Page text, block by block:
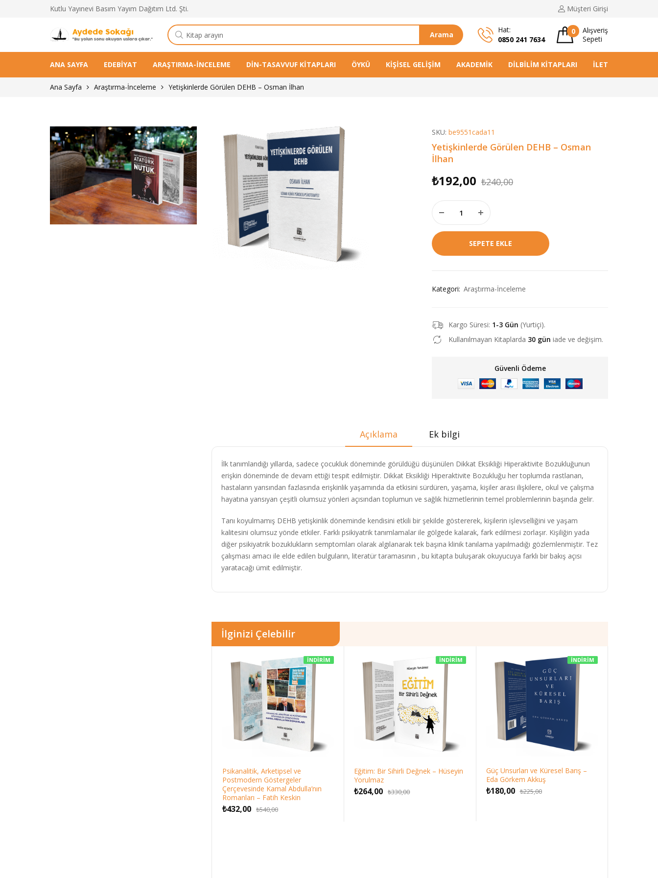
Kutlu Yayınevi Basım Yayım Dağıtım Ltd. Şti. Müşteri Girişi
Kitap
arama
Arama
Hat:
0850 241 7634
0
Alışveriş
Sepeti
ANA SAYFA EDEBIYAT ARAŞTIRMA-İNCELEME DIN-TASAVVUF KITAPLARI ÖYKÜ KIŞISEL GELIŞIM AKADEMIK DILBILIM KITAPLARI İLETIŞIM
Ana Sayfa Araştırma-İnceleme Yetişkinlerde Görülen DEHB – Osman İlhan
SKU: be9551cada11
Yetişkinlerde Görülen DEHB – Osman
İlhan
₺240,00Orijinal
₺192,00
Şu
SEPETE EKLE
Kategori: Araştırma-İnceleme
Kargo Süresi: 1-3 Gün (Yurtiçi).
Kullanılmayan Kitaplarda 30 gün iade ve değişim.
Güvenli Ödeme
Açıklama Ek bilgi
İlk tanımlandığı yıllarda, sadece çocukluk döneminde görüldüğü düşünülen Dikkat Eksikliği Hiperaktivite Bozukluğunun
erişkin döneminde de devam ettiği tespit edilmiştir. Dikkat Eksikliği Hiperaktivite Bozukluğu her toplumda rastlanan,
hastaların yarısından fazlasında erişkinlik yaşamında da etkisini sürdüren, yaşama, kişiler arası ilişkilere, okul ve çalışma
hayatına yansıyan çeşitli olumsuz yönleri açısından toplumun ve sağlık hizmetlerinin temel problemlerinin başında gelir.
Tanı koyulmamış DEHB yetişkinlik döneminde kendisini etkili bir şekilde göstererek, kişilerin işlevselliğini ve yaşam
kalitesini olumsuz yönde etkiler. Farklı psikiyatrik tanımlamalar ile gölgede kalarak, fark edilmesi zorlaşır. Kişiliğin yada
diğer psikiyatrik bozuklukların semptomları olarak algılanarak tek başına klinik tanılama yapılmadığı gözlemlenmiştir. Tez
çalışması amacı ile elde edilen bulguların, literatür taramasının , bu kitapta buluşarak okuyucuya farklı bir bakış açısı
yaratacağı ümit edilmiştir.
İlginizi Çelebilir
İNDIRIM
Psikanalitik, Arketipsel ve
Postmodern Göstergeler
Çerçevesinde Kamal Abdulla’nın
Romanları – Fatih Keskin
₺540,00Orijinal
₺432,00
Şu
İNDIRIM
Eğitim: Bir Sihirli Değnek – Hüseyin
Yorulmaz
₺330,00Orijinal
₺264,00
Şu
İNDIRIM
Güç Unsurları ve Küresel Barış –
Eda Görkem Akkuş
₺225,00Orijinal
₺180,00
Şu